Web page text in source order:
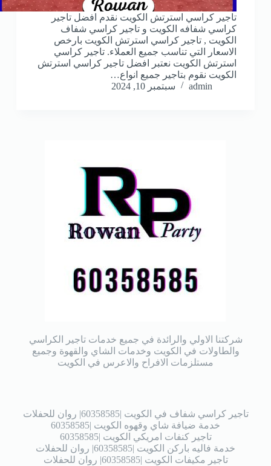
تاجير كراسي استرتش الكويت نقدم افضل تاجير
كراسي شفافه الكويت و تاجير كراسي شفاف
الكويت , تاجير كراسي استرتش الكويت بارخص
الاسعار التي تناسب جميع العملاء. تاجير كراسي
استرتش الكويت نعتبر افضل تاجير كراسي استرتش
الكويت نقوم بتاجير جميع انواع…
admin
سبتمبر 10, 2024
شركتنا الاولي والرائدة في جميع خدمات تاجير الكراسي
والطاولات في الكويت وخدمات الشاي والقهوة وجميع
مستلزمات الافراح والاعرس في الكويت
تاجير كراسي شفاف في الكويت |60358585| روان للحفلات
خدمة ضيافة شاي وقهوه الكويت |60358585
تاجير كنفات امريكي الكويت |60358585
خدمة فاليه باركن الكويت |60358585| روان للحفلات
تاجير مكيفات الكويت |60358585| روان للحفلات